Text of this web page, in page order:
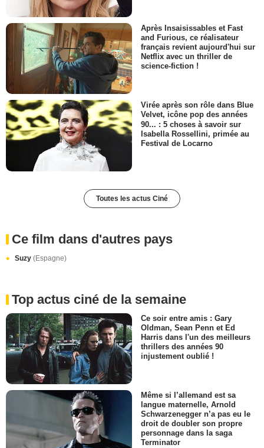
Après Insaisissables et Fast
and Furious, ce réalisateur
français revient aujourd'hui sur
Netflix avec un thriller de
science-fiction !
Virée après son rôle dans Blue
Velvet, icône pop des années
90... : 5 choses à savoir sur
Isabella Rossellini, primée au
Festival de Locarno
Toutes les actus Ciné
Ce film dans d'autres pays
Suzy (Espagne)
Top actus ciné de la semaine
Ce soir entre amis : Gary
Oldman, Sean Penn et Ed
Harris dans l'un des meilleurs
thrillers des années 90
injustement oublié !
Même si l’allemand est sa
langue maternelle, Arnold
Schwarzenegger n’a pas eu le
droit de doubler son propre
personnage dans la saga
Terminator